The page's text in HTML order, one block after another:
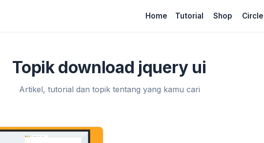
Home Tutorial Shop Circle
Topik download jquery ui
Artikel, tutorial dan topik tentang yang kamu cari